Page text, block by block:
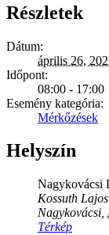
Részletek
Dátum:
április 26,
Időpont:
08:00 - 17:00
Esemény kategória:
Mérkőzések
Helyszín
Nagykovácsi
Kossuth
Nagykovácsi
Térkép